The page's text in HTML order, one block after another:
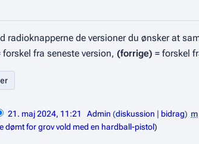
radioknapperne de versioner du ønsker at
forskel fra seneste version, (forrige) = forskel
21. maj 2024, 11:21 Admin diskussion bidrag m
dømt for grov vold med en hardball-pistol